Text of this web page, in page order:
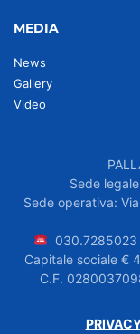
MEDIA
News
Gallery
Video
Sede
Sede operativa:
030.7285023
Capitale sociale €
C.F.